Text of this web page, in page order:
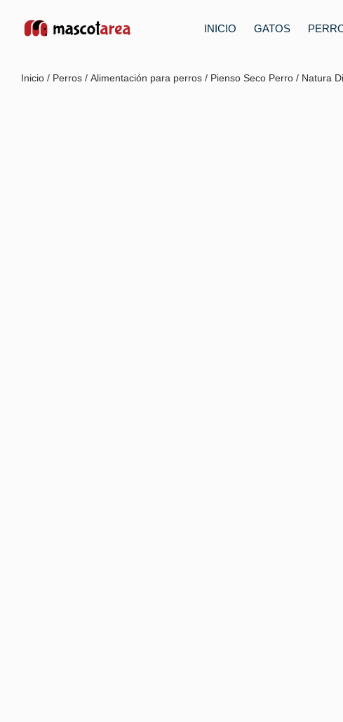
INICIO GATOS
Inicio / Perros / Alimentación para perros / Pienso Seco Perro / Natura